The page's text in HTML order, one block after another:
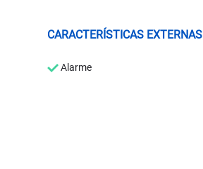
CARACTERÍSTICAS EXTERNAS
Alarme